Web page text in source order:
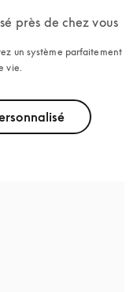
près de chez vous
un système parfaitement
vie.